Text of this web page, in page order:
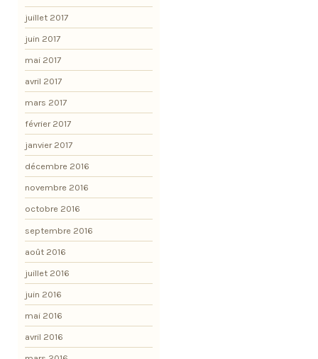
juillet 2017
juin 2017
mai 2017
avril 2017
mars 2017
février 2017
janvier 2017
décembre 2016
novembre 2016
octobre 2016
septembre 2016
août 2016
juillet 2016
juin 2016
mai 2016
avril 2016